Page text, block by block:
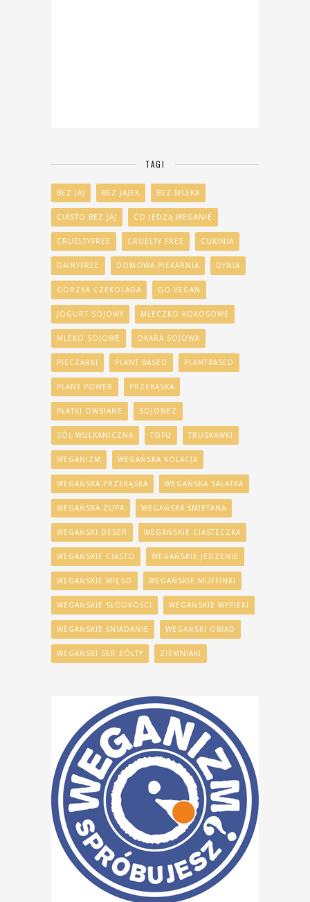
TAGI
BEZ JAJ BEZ JAJEK BEZ MLEKA
CIASTO BEZ JAJ CO JEDZĄ WEGANIE
CRUELTYFREE CRUELTY FREE CUKINIA
DAIRYFREE DOMOWA PIEKARNIA DYNIA
GORZKA CZEKOLADA GO VEGAN
JOGURT SOJOWY MLECZKO KOKOSOWE
MLEKO SOJOWE OKARA SOJOWA
PIECZARKI PLANT BASED PLANTBASED
PLANT POWER PRZEKĄSKA
PŁATKI OWSIANE SOJONEZ
SÓL WULKANICZNA TOFU TRUSKAWKI
WEGANIZM WEGAŃSKA KOLACJA
WEGAŃSKA PRZEKĄSKA WEGAŃSKA SAŁATKA
WEGAŃSKA ZUPA WEGAŃSKA ŚMIETANA
WEGAŃSKI DESER WEGAŃSKIE CIASTECZKA
WEGAŃSKIE CIASTO WEGAŃSKIE JEDZENIE
WEGAŃSKIE MIĘSO WEGAŃSKIE MUFFINKI
WEGAŃSKIE SŁODKOŚCI WEGAŃSKIE WYPIEKI
WEGAŃSKIE ŚNIADANIE WEGAŃSKI OBIAD
WEGAŃSKI SER ŻÓŁTY ZIEMNIAKI